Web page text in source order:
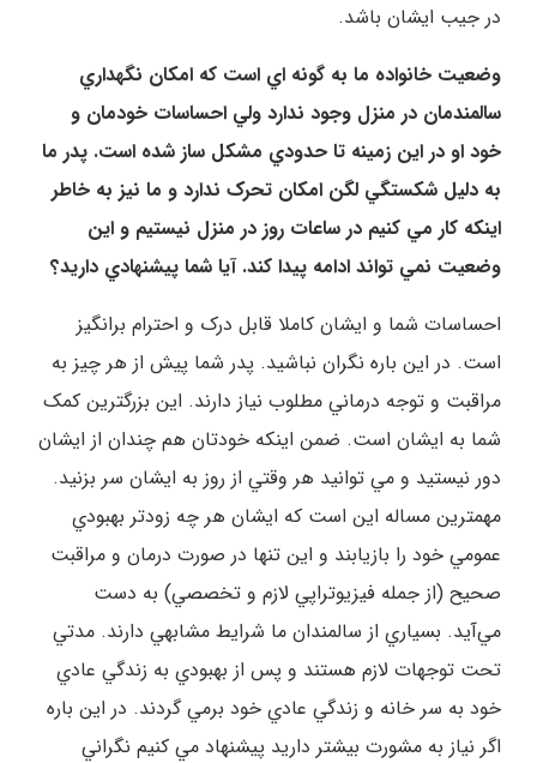
در جیب ایشان باشد.
وضعيت خانواده ما به گونه اي است که امکان نگهداري
سالمندمان در منزل وجود ندارد ولي احساسات خودمان و
خود او در اين زمينه تا حدودي مشکل ساز شده است. پدر ما
به دليل شکستگي لگن امکان تحرک ندارد و ما نيز به خاطر
اينکه کار مي کنيم در ساعات روز در منزل نيستيم و اين
وضعيت نمي تواند ادامه پيدا کند. آيا شما پيشنهادي داريد؟
احساسات شما و ايشان کاملا قابل درک و احترام برانگيز
است. در اين باره نگران نباشيد. پدر شما پيش از هر چيز به
مراقبت و توجه درماني مطلوب نياز دارند. اين بزرگترين کمک
شما به ايشان است. ضمن اينکه خودتان هم چندان از ايشان
دور نيستيد و مي توانيد هر وقتي از روز به ايشان سر بزنيد.
مهمترين مساله اين است که ايشان هر چه زودتر بهبودي
عمومي خود را بازيابند و اين تنها در صورت درمان و مراقبت
صحيح (از جمله فيزيوتراپي لازم و تخصصي) به دست
مي‌آيد. بسياري از سالمندان ما شرايط مشابهي دارند. مدتي
تحت توجهات لازم هستند و پس از بهبودي به زندگي عادي
خود به سر خانه و زندگي عادي خود برمي گردند. در اين باره
اگر نياز به مشورت بيشتر داريد پيشنهاد مي کنيم نگراني